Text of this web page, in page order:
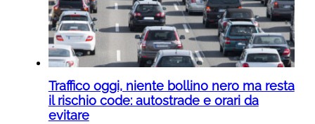
Traffico oggi, niente bollino nero ma resta
il rischio code: autostrade e orari da
evitare